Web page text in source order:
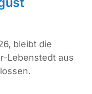
bleibt die
Lebenstedt aus